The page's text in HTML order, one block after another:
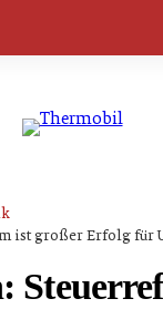
ist großer Erfolg für